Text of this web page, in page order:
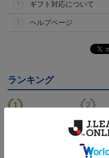
ギフト対応について
ヘルプページ
ランキング